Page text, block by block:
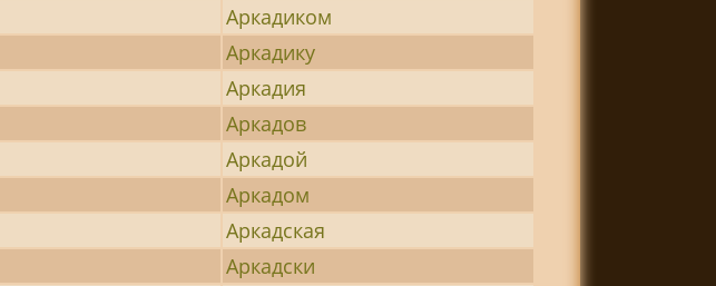
Аркадиком
Аркадику
Аркадия
Аркадов
Аркадой
Аркадом
Аркадская
Аркадски